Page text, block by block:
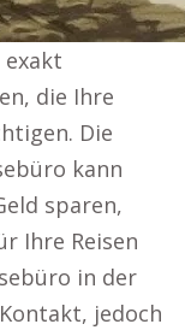
exakt
die Ihre
Die
kann
sparen,
Ihre Reisen
in der
jedoch